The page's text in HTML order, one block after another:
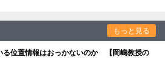
もっと見る
る位置情報はおっかないのか 【岡嶋教授の